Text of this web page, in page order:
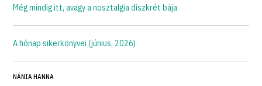
Még mindig itt, avagy a nosztalgia diszkrét bája
A hónap sikerkönyvei (június, 2026)
NÁNIA HANNA